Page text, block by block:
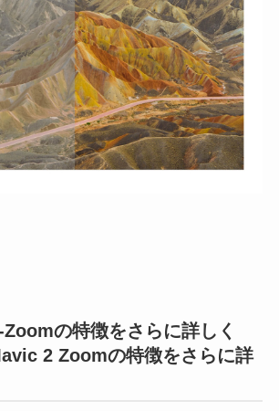
の特徴をさらに詳しく
2 Zoomの特徴をさらに詳